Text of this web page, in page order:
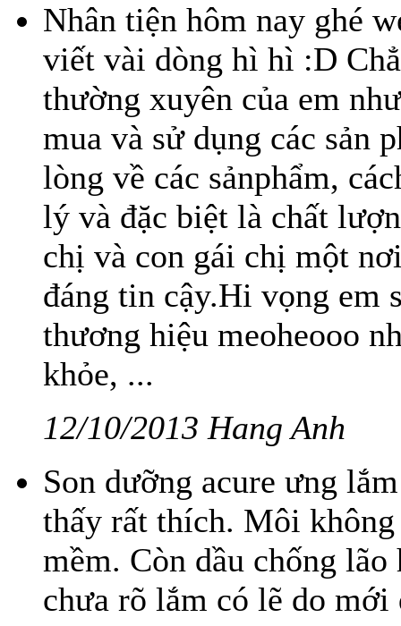
Nhân tiện hôm nay ghé
viết vài dòng hì hì :D
thường xuyên của em
mua và sử dụng các sản
lòng về các sảnphẩm,
lý và đặc biệt là chất
chị và con gái chị một
đáng tin cậy.Hi vọng em
thương hiệu meoheooo
khỏe, ...
12/10/2013 Hang Anh
Son dưỡng acure ưng
thấy rất thích. Môi
mềm. Còn dầu chống
chưa rõ lắm có lẽ do mới